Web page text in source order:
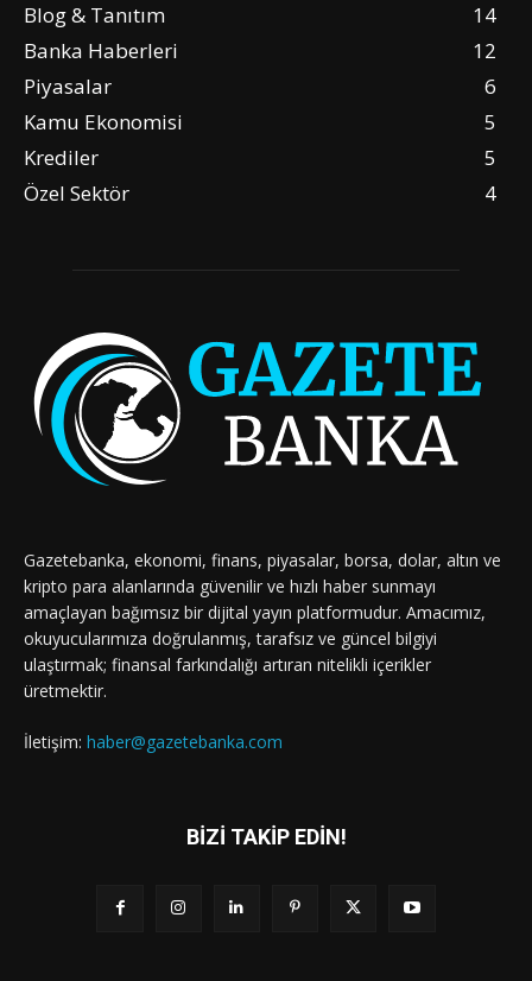
Blog & Tanıtım
14
Banka Haberleri
12
Piyasalar
6
Kamu Ekonomisi
5
Krediler
5
Özel Sektör
4
Gazetebanka, ekonomi, finans, piyasalar, borsa, dolar, altın ve
kripto para alanlarında güvenilir ve hızlı haber sunmayı
amaçlayan bağımsız bir dijital yayın platformudur. Amacımız,
okuyucularımıza doğrulanmış, tarafsız ve güncel bilgiyi
ulaştırmak; finansal farkındalığı artıran nitelikli içerikler
üretmektir.
İletişim: haber@gazetebanka.com
BİZİ TAKİP EDİN!